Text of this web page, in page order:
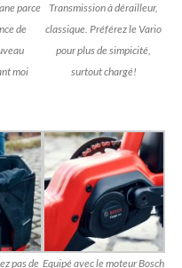
parce
de
moi
Transmission à dérailleur,
classique. Préférez le Vario
pour plus de simpicité,
surtout chargé!
pas de Equipé avec le moteur Bosch